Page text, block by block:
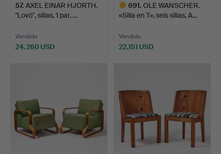
57. AXEL EINAR HJORTH.
"Lovö", sillas, 1 par, …
Vendido
24.260 USD
691. OLE WANSCHER.
«Silla en T», seis sillas, A…
Vendido
22.151 USD